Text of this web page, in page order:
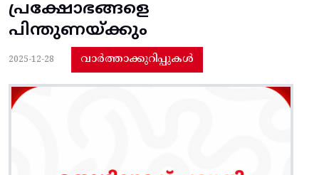
പ്രക്ഷോഭങ്ങളെ
പിന്തുണയ്‌ക്കും
2025-12-28 വാർത്താക്കുറിപ്പുകൾ